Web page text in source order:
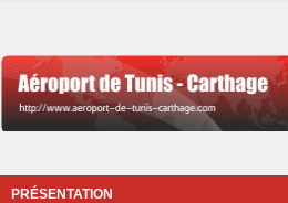
PRÉSENTATION